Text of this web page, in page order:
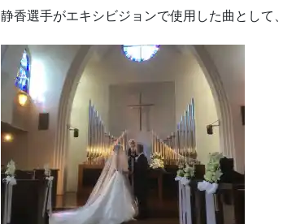
静香選手がエキシビジョンで使用した曲として